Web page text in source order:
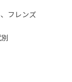
フレンズ